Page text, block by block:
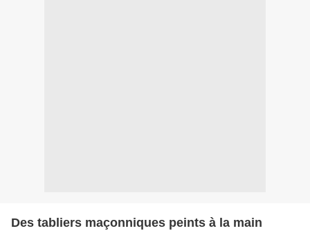
Des tabliers maçonniques peints à la main